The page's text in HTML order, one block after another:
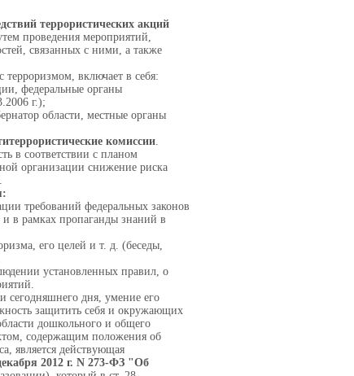
террористических акций
проведения мероприятий,
связанных с ними, а также
включает в себя:
федеральные органы
г.);
области, местные органы
комиссии.
в соответствии с планом
организации снижение риска
требований федеральных законов
и в рамках пропаганды знаний в
его целей и т. д. (беседы,
установленных правил, о
сегодняшнего дня, умение его
защитить себя и окружающих
дошкольного и общего
содержащим положения об
является действующая
2012 г. N 273-ФЗ "Об